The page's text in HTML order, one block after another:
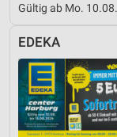
Gültig ab Mo. 10.08.
EDEKA